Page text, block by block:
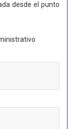
desde el punto